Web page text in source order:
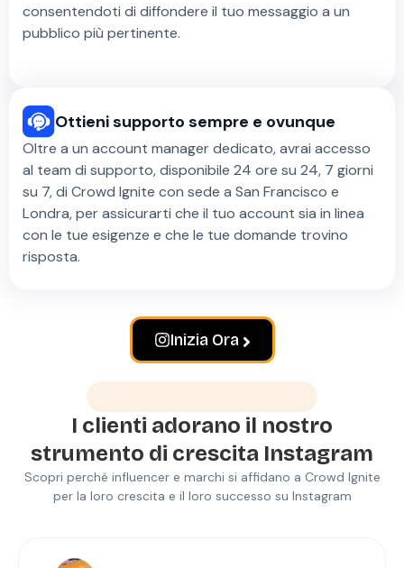
consentendoti di diffondere il tuo messaggio a un
pubblico più pertinente.
Ottieni supporto sempre e ovunque
Oltre a un account manager dedicato, avrai accesso
al team di supporto, disponibile 24 ore su 24, 7 giorni
su 7, di Crowd Ignite con sede a San Francisco e
Londra, per assicurarti che il tuo account sia in linea
con le tue esigenze e che le tue domande trovino
risposta.
Inizia Ora
I clienti adorano il nostro
strumento di crescita Instagram
Scopri perché influencer e marchi si affidano a Crowd Ignite
per la loro crescita e il loro successo su Instagram